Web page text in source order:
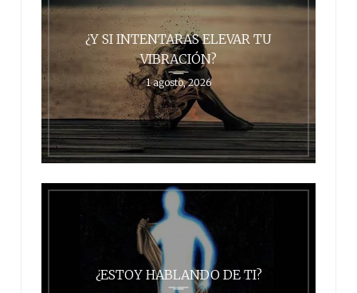
¿Y SI INTENTARAS ELEVAR TU
VIBRACIÓN?
1 agosto, 2026
¿ESTOY HABLANDO DE TI?